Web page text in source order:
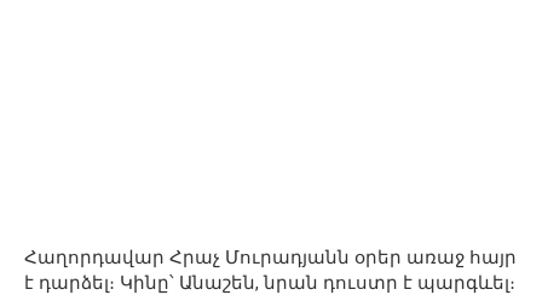
Հաղորդավար Հրաչ Մուրադյանն օրեր առաջ հայր
է դարձել։ Կինը՝ Անաշեն, նրան դուստր է պարգևել։